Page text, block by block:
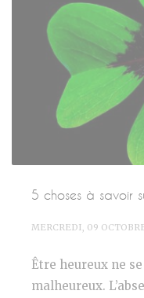
5 choses à savoir
MERCREDI, 09
Être heureux ne
malheureux.